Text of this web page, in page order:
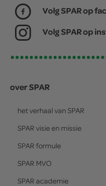
Volg SPAR op
Volg SPAR op
over SPAR
het verhaal van SPAR
SPAR visie en missie
SPAR formule
SPAR MVO
SPAR academie